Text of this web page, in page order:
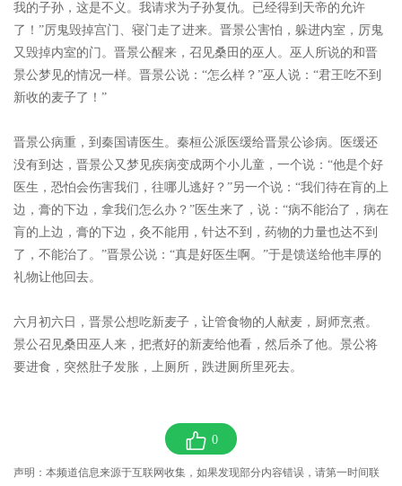
我的子孙，这是不义。我请求为子孙复仇。已经得到天帝的允许
了！”厉鬼毁掉宫门、寝门走了进来。晋景公害怕，躲进内室，厉鬼
又毁掉内室的门。晋景公醒来，召见桑田的巫人。巫人所说的和晋
景公梦见的情况一样。晋景公说：“怎么样？”巫人说：“君王吃不到
新收的麦子了！”
晋景公病重，到秦国请医生。秦桓公派医缓给晋景公诊病。医缓还
没有到达，晋景公又梦见疾病变成两个小儿童，一个说：“他是个好
医生，恐怕会伤害我们，往哪儿逃好？”另一个说：“我们待在肓的上
边，膏的下边，拿我们怎么办？”医生来了，说：“病不能治了，病在
肓的上边，膏的下边，灸不能用，针达不到，药物的力量也达不到
了，不能治了。”晋景公说：“真是好医生啊。”于是馈送给他丰厚的
礼物让他回去。
六月初六日，晋景公想吃新麦子，让管食物的人献麦，厨师烹煮。
景公召见桑田巫人来，把煮好的新麦给他看，然后杀了他。景公将
要进食，突然肚子发胀，上厕所，跌进厕所里死去。
0
声明：本频道信息来源于互联网收集，如果发现部分内容错误，请第一时间联